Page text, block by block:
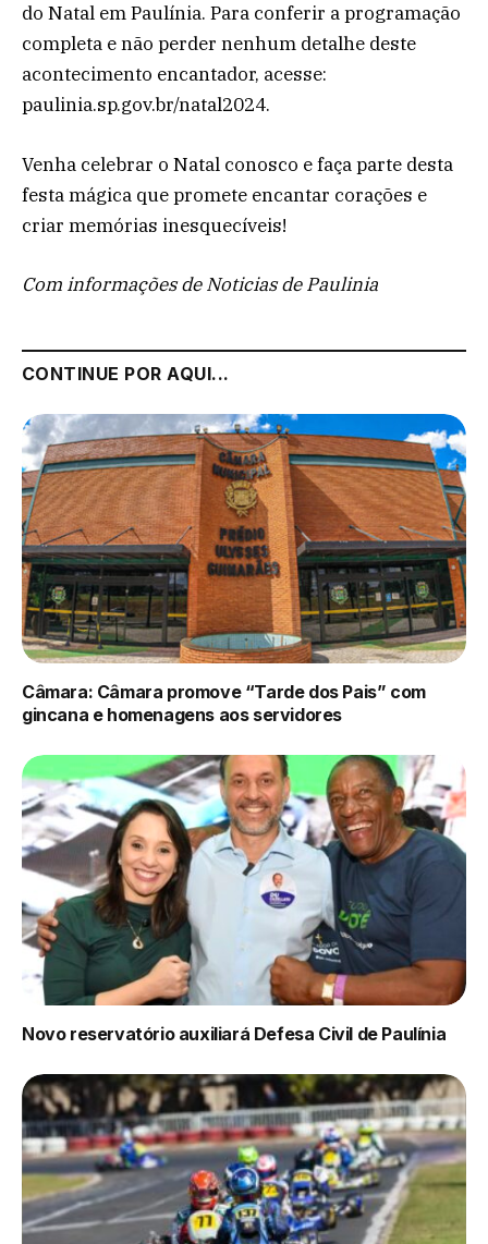
do Natal em Paulínia. Para conferir a programação
completa e não perder nenhum detalhe deste
acontecimento encantador, acesse:
paulinia.sp.gov.br/natal2024.
Venha celebrar o Natal conosco e faça parte desta
festa mágica que promete encantar corações e
criar memórias inesquecíveis!
Com informações de Noticias de Paulinia
CONTINUE POR AQUI...
Câmara: Câmara promove “Tarde dos Pais” com
gincana e homenagens aos servidores
Novo reservatório auxiliará Defesa Civil de Paulínia